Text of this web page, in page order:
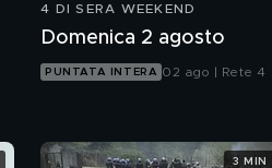
4 DI SERA WEEKEND
Domenica 2 agosto
PUNTATA INTERA 02 ago | Rete 4
3 MIN